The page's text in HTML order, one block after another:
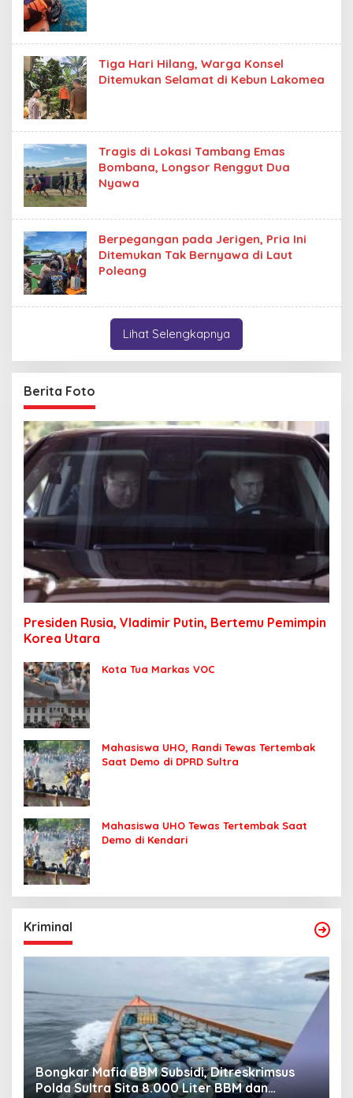
Tiga Hari Hilang, Warga Konsel
Ditemukan Selamat di Kebun Lakomea
Tragis di Lokasi Tambang Emas
Bombana, Longsor Renggut Dua
Nyawa
Berpegangan pada Jerigen, Pria Ini
Ditemukan Tak Bernyawa di Laut
Poleang
Lihat Selengkapnya
Berita Foto
Presiden Rusia, Vladimir Putin, Bertemu Pemimpin
Korea Utara
Kota Tua Markas VOC
Mahasiswa UHO, Randi Tewas Tertembak
Saat Demo di DPRD Sultra
Mahasiswa UHO Tewas Tertembak Saat
Demo di Kendari
Kriminal
Bongkar Mafia BBM Subsidi, Ditreskrimsus
Polda Sultra Sita 8.000 Liter BBM dan